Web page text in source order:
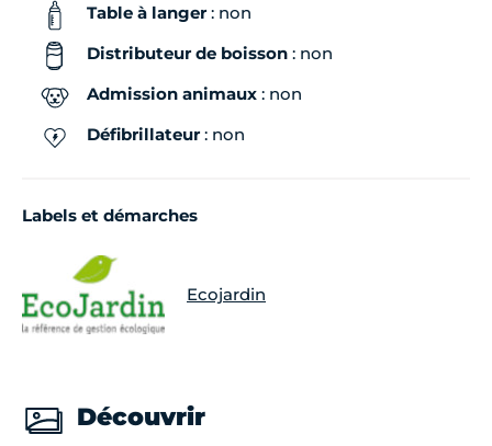
Table à langer: non
Distributeur de boisson : non
Admission animaux : non
Défibrillateur: non
Labels et démarches
Ecojardin
Découvrir